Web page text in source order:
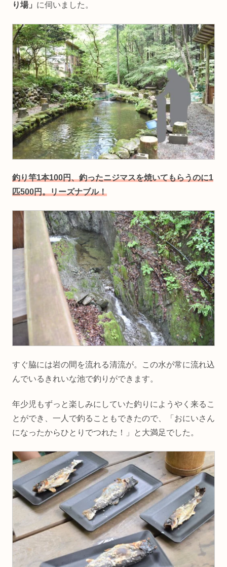
り場」 に伺いました。
釣り竿1本100円、釣ったニジマスを焼いてもらうのに1
匹500円。リーズナブル！
すぐ脇には岩の間を流れる清流が。この水が常に流れ込
んでいるきれいな池で釣りができます。
年少児もずっと楽しみにしていた釣りにようやく来るこ
とができ、一人で釣ることもできたので、「おにいさん
になったからひとりでつれた！」と大満足でした。